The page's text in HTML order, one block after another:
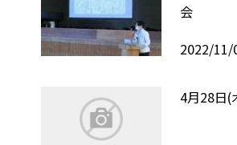
会
2022/11/
4月28日